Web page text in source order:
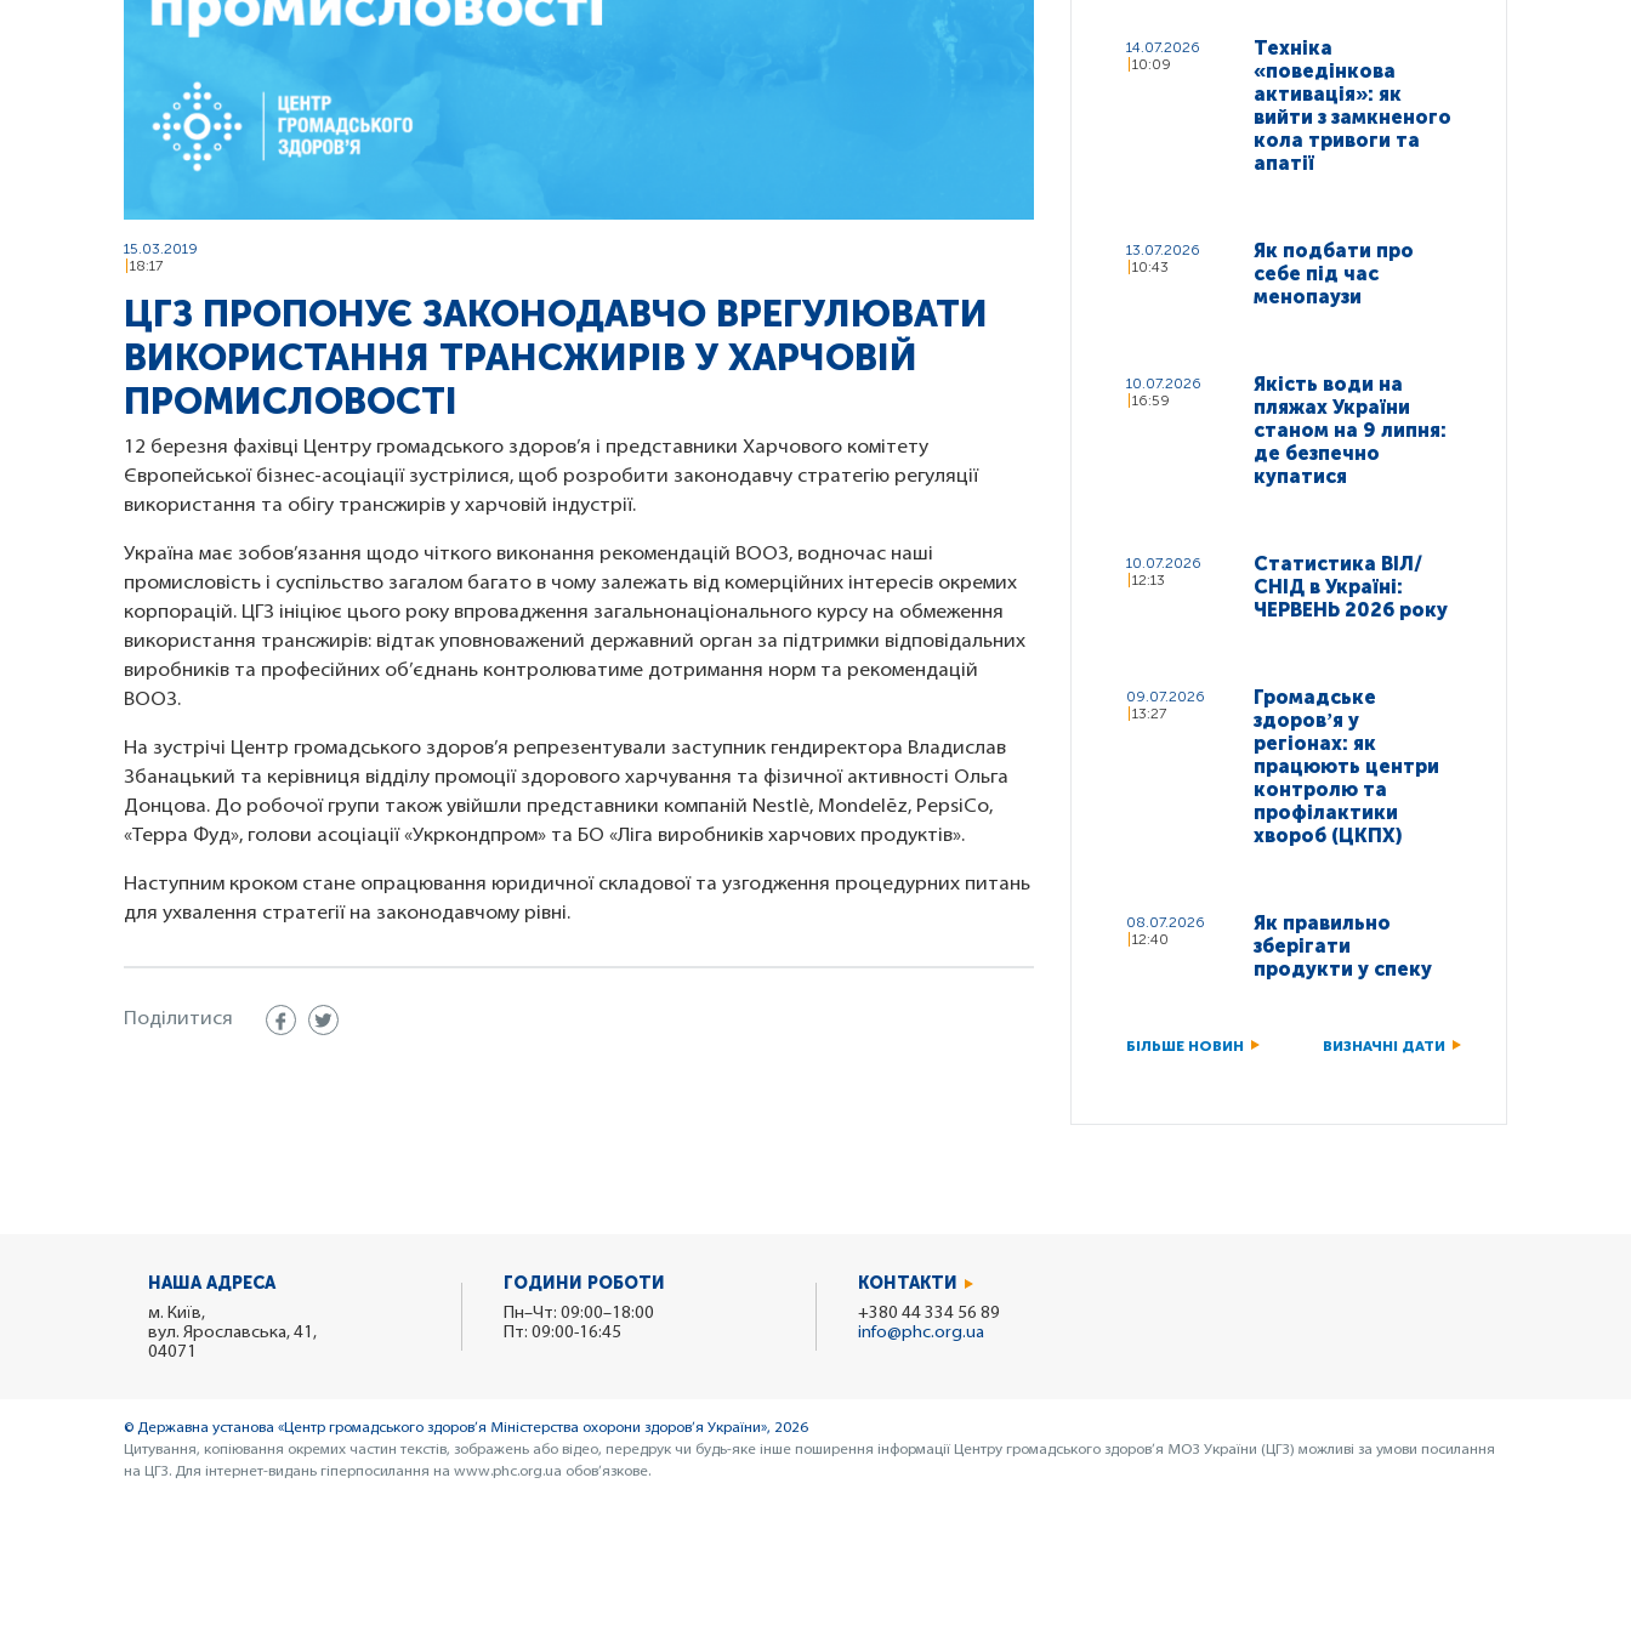
15.03.2019
18:17
ЦГЗ ПРОПОНУЄ ЗАКОНОДАВЧО ВРЕГУЛЮВАТИ
ВИКОРИСТАННЯ ТРАНСЖИРІВ У ХАРЧОВІЙ
ПРОМИСЛОВОСТІ
12 березня фахівці Центру громадського здоров’я і представники Харчового комітету
Європейської бізнес-асоціації зустрілися, щоб розробити законодавчу стратегію регуляції
використання та обігу трансжирів у харчовій індустрії.
Україна має зобов’язання щодо чіткого виконання рекомендацій ВООЗ, водночас наші
промисловість і суспільство загалом багато в чому залежать від комерційних інтересів окремих
корпорацій. ЦГЗ ініціює цього року впровадження загальнонаціонального курсу на обмеження
використання трансжирів: відтак уповноважений державний орган за підтримки відповідальних
виробників та професійних об’єднань контролюватиме дотримання норм та рекомендацій
ВООЗ.
На зустрічі Центр громадського здоров’я репрезентували заступник гендиректора Владислав
Збанацький та керівниця відділу промоції здорового харчування та фізичної активності Ольга
Донцова. До робочої групи також увійшли представники компаній Nestlè, Mondelēz, PepsiCo,
«Терра Фуд», голови асоціації «Укркондпром» та БО «Ліга виробників харчових продуктів».
Наступним кроком стане опрацювання юридичної складової та узгодження процедурних питань
для ухвалення стратегії на законодавчому рівні.
Поділитися
14.07.2026
10:09
Техніка
«поведінкова
активація»: як
вийти з замкненого
кола тривоги та
апатії
13.07.2026
10:43
Як подбати про
себе під час
менопаузи
10.07.2026
16:59
Якість води на
пляжах України
станом на 9 липня:
де безпечно
купатися
10.07.2026
12:13
Статистика ВІЛ/
СНІД в Україні:
ЧЕРВЕНЬ 2026 року
09.07.2026
13:27
Громадське
здоровʼя у
регіонах: як
працюють центри
контролю та
профілактики
хвороб (ЦКПХ)
08.07.2026
12:40
Як правильно
зберігати
продукти у спеку
БІЛЬШЕ НОВИН ВИЗНАЧНІ ДАТИ
НАША АДРЕСА
м. Київ,
вул. Ярославська, 41,
04071
ГОДИНИ РОБОТИ
Пн–Чт: 09:00–18:00
Пт: 09:00-16:45
КОНТАКТИ
+380 44 334 56 89
info@phc.org.ua
© Державна установа «Центр громадського здоров’я Міністерства охорони здоров’я України», 2026
Цитування, копіювання окремих частин текстів, зображень або відео, передрук чи будь-яке інше поширення інформації Центру громадського здоров’я МОЗ України (ЦГЗ) можливі за умови посилання
на ЦГЗ. Для інтернет-видань гіперпосилання на www.phc.org.ua обов’язкове.